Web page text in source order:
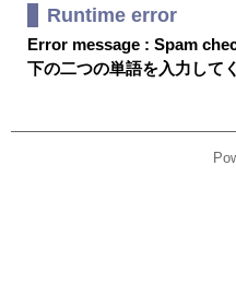
Runtime error
Error message : Spam
下の二つの単語を入力して